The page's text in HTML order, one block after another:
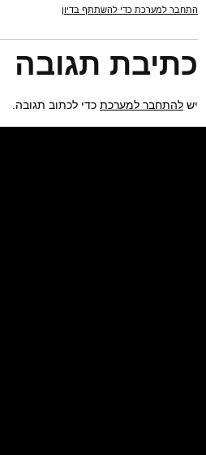
התחבר למערכת כדי להשתתף בדיון
כתיבת תגובה
יש להתחבר למערכת כדי לכתוב תגובה.